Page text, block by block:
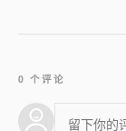
0 个评论